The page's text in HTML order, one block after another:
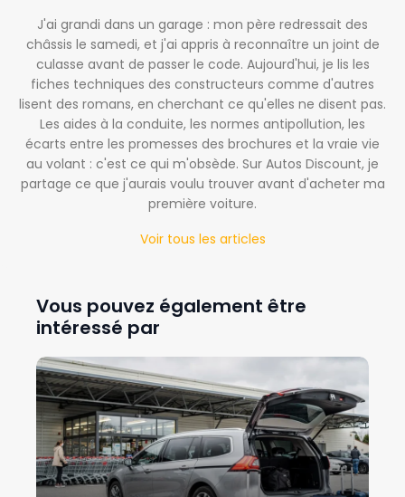
J'ai grandi dans un garage : mon père redressait des
châssis le samedi, et j'ai appris à reconnaître un joint de
culasse avant de passer le code. Aujourd'hui, je lis les
fiches techniques des constructeurs comme d'autres
lisent des romans, en cherchant ce qu'elles ne disent pas.
Les aides à la conduite, les normes antipollution, les
écarts entre les promesses des brochures et la vraie vie
au volant : c'est ce qui m'obsède. Sur Autos Discount, je
partage ce que j'aurais voulu trouver avant d'acheter ma
première voiture.
Voir tous les articles
Vous pouvez également être
intéressé par